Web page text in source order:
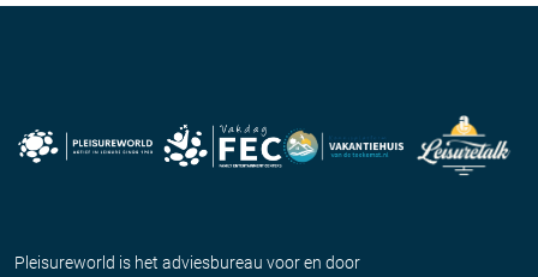
Pleisureworld is het adviesbureau voor en door